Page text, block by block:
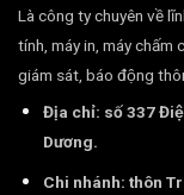
Là công ty chuyên về
tính, máy in, máy chấm
giám sát, báo động
Địa chỉ: số 337
Dương.
Chi nhánh: thôn